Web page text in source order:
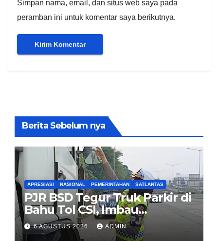
Simpan nama, email, dan situs web saya pada
peramban ini untuk komentar saya berikutnya.
Berita Sebelum nya
APRESIASI NASIONAL PEMERINTAHAN SATLANTAS
PJR BSD Tegur Truk Parkir di
Bahu Tol CSI, Imbau
Pengendara Tertib
6 AGUSTUS 2026 ADMIN